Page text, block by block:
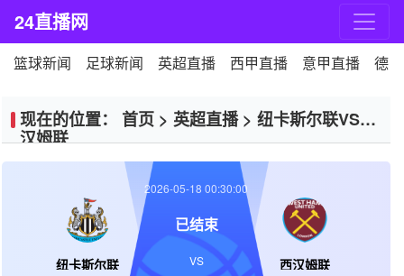
24直播网
篮球新闻 足球新闻 英超直播 西甲直播 意甲直播 德
现在的位置： 首页 > 英超直播> 纽卡斯尔联VS西
汉姆联
纽卡斯尔联 西汉姆联
2026-05-18 00:30:00
已结束
VS